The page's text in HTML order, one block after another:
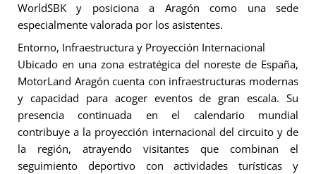
WorldSBK y posiciona a Aragón como una sede
especialmente valorada por los asistentes.
Entorno, Infraestructura y Proyección Internacional
Ubicado en una zona estratégica del noreste de España,
MotorLand Aragón cuenta con infraestructuras modernas
y capacidad para acoger eventos de gran escala. Su
presencia continuada en el calendario mundial
contribuye a la proyección internacional del circuito y de
la región, atrayendo visitantes que combinan el
seguimiento deportivo con actividades turísticas y